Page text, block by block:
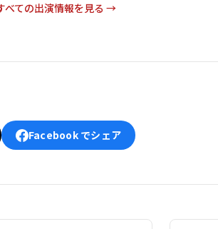
べての出演情報を見る →
Facebook でシェア